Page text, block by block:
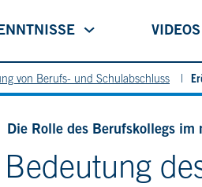
VIDEOS
von Berufs- und Schulabschluss
Die Rolle des Berufskollegs